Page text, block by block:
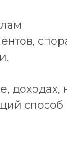
доходах,
способ